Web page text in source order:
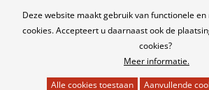
Cookies
Deze website maakt gebruik van functionele
cookies. Accepteert u daarnaast ook de
cookies?
Meer informatie.